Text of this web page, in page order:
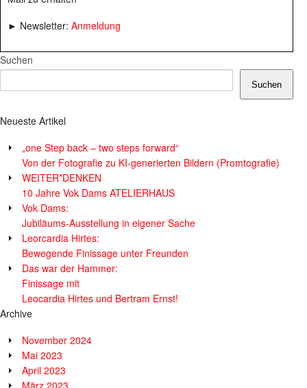
► Newsletter: Anmeldung
Suchen
Suchen
Neueste Artikel
„one Step back – two steps forward“
Von der Fotografie zu KI-generierten Bildern (Promtografie)
WEITER*DENKEN
10 Jahre Vok Dams ATELIERHAUS
Vok Dams:
Jubiläums-Ausstellung in eigener Sache
Leorcardia Hirtes:
Bewegende Finissage unter Freunden
Das war der Hammer:
Finissage mit
Leocardia Hirtes und Bertram Ernst!
Archive
November 2024
Mai 2023
April 2023
März 2023